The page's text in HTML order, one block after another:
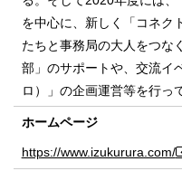
を中心に、新しく「コネク
たちと事務局の大人をつな
部」のサポートや、交流イ
ロ）」の企画運営等を行っ
ホームページ
https://www.izukurura.com/